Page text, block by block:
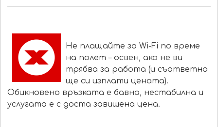
Не плащайте за Wi-Fi по време
на полет – освен, ако не ви
трябва за работа (и съответно
ще си изплати цената).
Обикновено връзката е бавна, нестабилна и
услугата е с доста завишена цена.